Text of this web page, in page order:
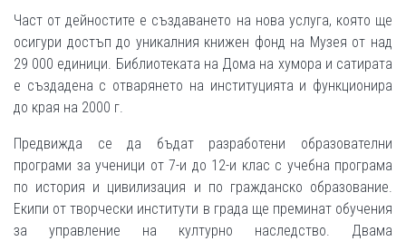
Част от дейностите е създаването на нова услуга, която ще
осигури достъп до уникалния книжен фонд на Музея от над
29 000 единици. Библиотеката на Дома на хумора и сатирата
е създадена с отварянето на институцията и функционира
до края на 2000 г.
Предвижда се да бъдат разработени образователни
програми за ученици от 7-и до 12-и клас с учебна програма
по история и цивилизация и по гражданско образование.
Екипи от творчески институти в града ще преминат обучения
за управление на културно наследство. Двама